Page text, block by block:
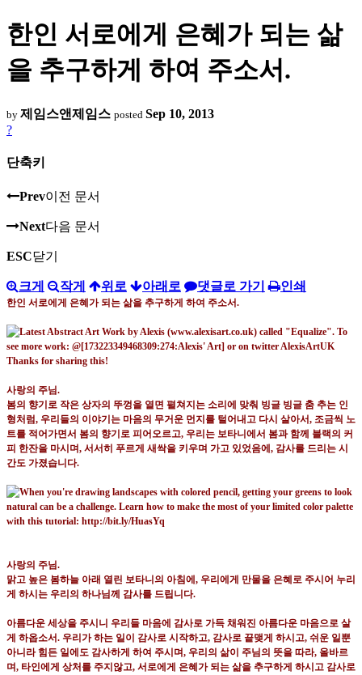
한인 서로에게 은혜가 되는 삶
을 추구하게 하여 주소서.
by 제임스앤제임스 posted Sep 10, 2013
?
단축키
Prev이전 문서
Next다음 문서
ESC닫기
크게 작게 위로 아래로 댓글로 가기 인쇄
한인 서로에게 은혜가 되는 삶을 추구하게 하여 주소서.
사랑의 주님.
봄의 향기로 작은 상자의 뚜껑을 열면 펼쳐지는 소리에 맞춰 빙글 빙글 춤 추는 인
형처럼, 우리들의 이야기는 마음의 무거운 먼지를 털어내고 다시 살아서, 조금씩 노
트를 적어가면서 봄의 향기로 피어오르고, 우리는 보타니에서 봄과 함께 블랙의 커
피 한잔을 마시며, 서서히 푸르게 새싹을 키우며 가고 있었음에 , 감사를 드리는 시
간도 가졌습니다.
사랑의 주님.
맑고 높은 봄하늘 아래 열린 보타니의 아침에 , 우리에게 만물을 은혜로 주시어 누리
게 하시는 우리의 하나님께 감사를 드립니다.
아름다운 세상을 주시니 우리들 마음에 감사로 가득 채워진 아름다운 마음으로 살
게 하옵소서. 우리가 하는 일이 감사로 시작하고, 감사로 끝맺게 하시고, 쉬운 일뿐
아니라 힘든 일에도 감사하게 하여 주시며, 우리의 삶이 주님의 뜻을 따라, 올바르
며, 타인에게 상처를 주지않고, 서로에게 은혜가 되는 삶을 추구하게 하시고 감사로